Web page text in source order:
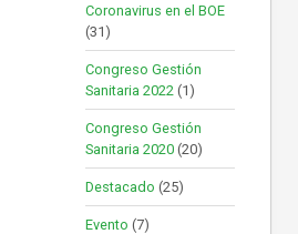
Coronavirus en el BOE
(31)
Congreso Gestión
Sanitaria 2022 (1)
Congreso Gestión
Sanitaria 2020 (20)
Destacado (25)
Evento (7)